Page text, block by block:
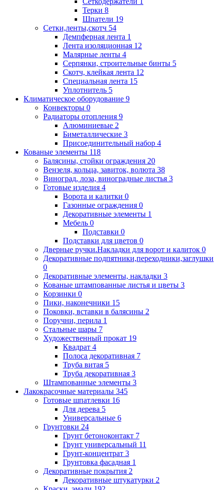
Терки 8
Шпатели 19
Сетки,ленты,скотч 54
Демпферная лента 1
Лента изоляционная 12
Малярные ленты 4
Серпянки, строительные бинты 5
Скотч, клейкая лента 12
Специальная лента 15
Уплотнитель 5
Климатическое оборудование 9
Конвекторы 0
Радиаторы отопления 9
Алюминиевые 2
Биметаллические 3
Присоединительный набор 4
Кованые элементы 118
Балясины, стойки ограждения 20
Вензеля, кольца, завиток, волюта 38
Виноград, лоза, виноградные листья 3
Готовые изделия 4
Ворота и калитки 0
Газонные ограждения 0
Декоративные элементы 1
Мебель 0
Подставки 0
Подставки для цветов 0
Дверные ручки.Накладки для ворот и калиток 0
Декоративные подпятники,переходники,заглушки
0
Декоративные элементы, накладки 3
Кованые штампованные листья и цветы 3
Корзинки 0
Пики, наконечники 15
Поковки, вставки в балясины 2
Поручни, перила 1
Стальные шары 7
Художественный прокат 19
Квадрат 4
Полоса декоративная 7
Труба витая 5
Труба декоративная 3
Штампованные элементы 3
Лакокрасочные материалы 345
Готовые шпатлевки 16
Для дерева 5
Универсальные 6
Грунтовки 24
Грунт бетоноконтакт 7
Грунт универсальный 11
Грунт-концентрат 3
Грунтовка фасадная 1
Декоративные покрытия 2
Декоративные штукатурки 2